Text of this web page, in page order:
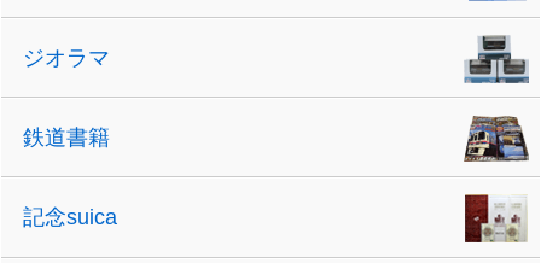
ジオラマ
鉄道書籍
記念suica